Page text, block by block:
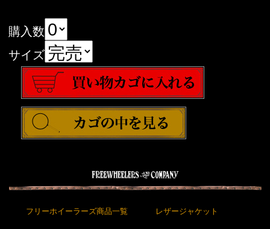
購入数
サイズ
フリーホイーラーズ商品一覧 レザージャケット